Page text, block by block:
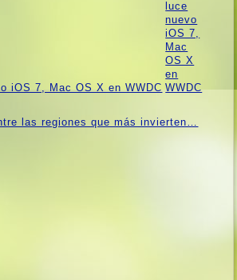
iOS 7, Mac OS X en WWDC
las regiones que más invierten…